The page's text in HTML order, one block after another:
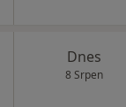
Dnes
8 Srpen